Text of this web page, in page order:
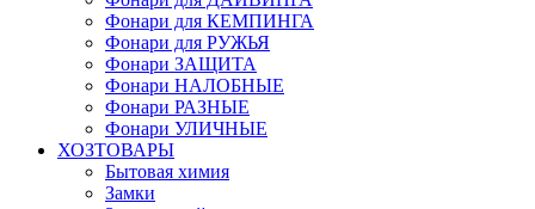
Фонари для КЕМПИНГА
Фонари для РУЖЬЯ
Фонари ЗАЩИТА
Фонари НАЛОБНЫЕ
Фонари РАЗНЫЕ
Фонари УЛИЧНЫЕ
ХОЗТОВАРЫ
Бытовая химия
Замки